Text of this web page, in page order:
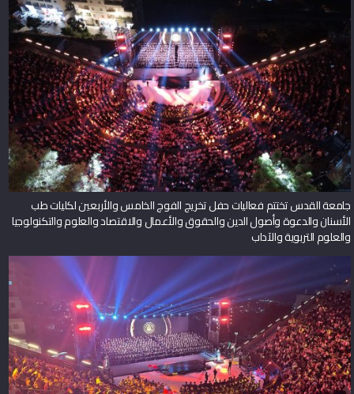
جامعة القدس تختتم فعاليات حفل تخريج الفوج الخامس والأربعين لكليات طب
الأسنان والدعوة وأصول الدين والحقوق والأعمال والاقتصاد والعلوم والتكنولوجيا
والعلوم التربوية والآداب